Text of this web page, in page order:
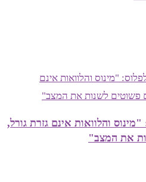
והלוואות אינם גזרת גורל,
את המצב"